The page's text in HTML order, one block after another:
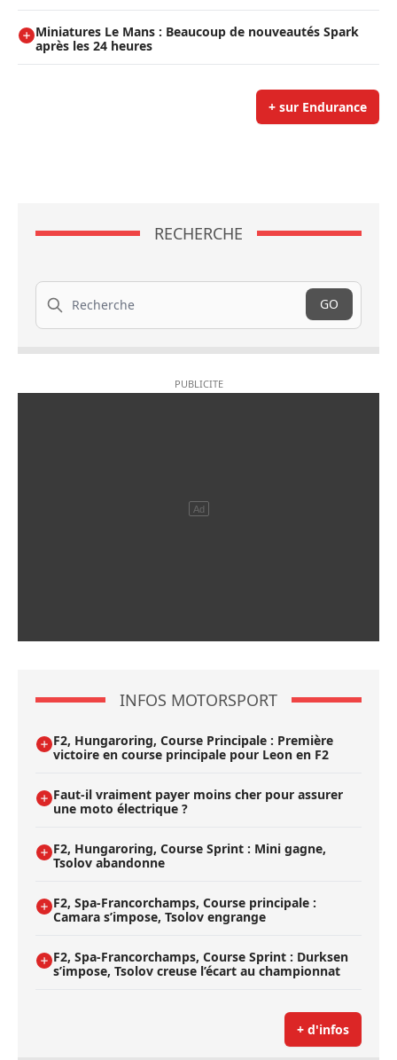
Miniatures Le Mans : Beaucoup de nouveautés Spark
après les 24 heures
+ sur Endurance
RECHERCHE
Recherche
GO
INFOS MOTORSPORT
F2, Hungaroring, Course Principale : Première
victoire en course principale pour Leon en F2
Faut-il vraiment payer moins cher pour assurer
une moto électrique ?
F2, Hungaroring, Course Sprint : Mini gagne,
Tsolov abandonne
F2, Spa-Francorchamps, Course principale :
Camara s’impose, Tsolov engrange
F2, Spa-Francorchamps, Course Sprint : Durksen
s’impose, Tsolov creuse l’écart au championnat
+ d'infos